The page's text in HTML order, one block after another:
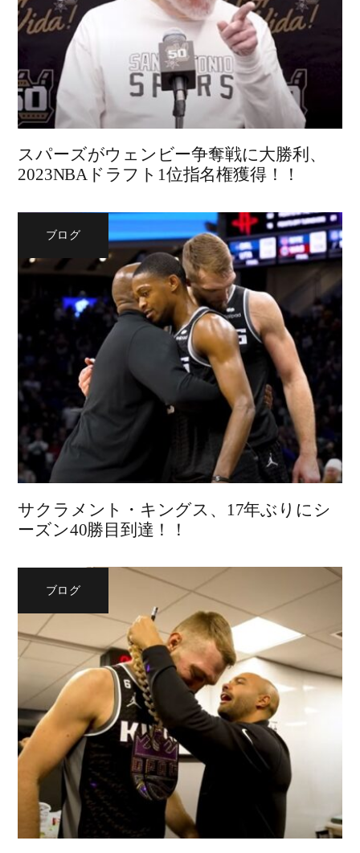
スパーズがウェンビー争奪戦に大勝利、
2023NBAドラフト1位指名権獲得！！
ブログ
サクラメント・キングス、17年ぶりにシ
ーズン40勝目到達！！
ブログ